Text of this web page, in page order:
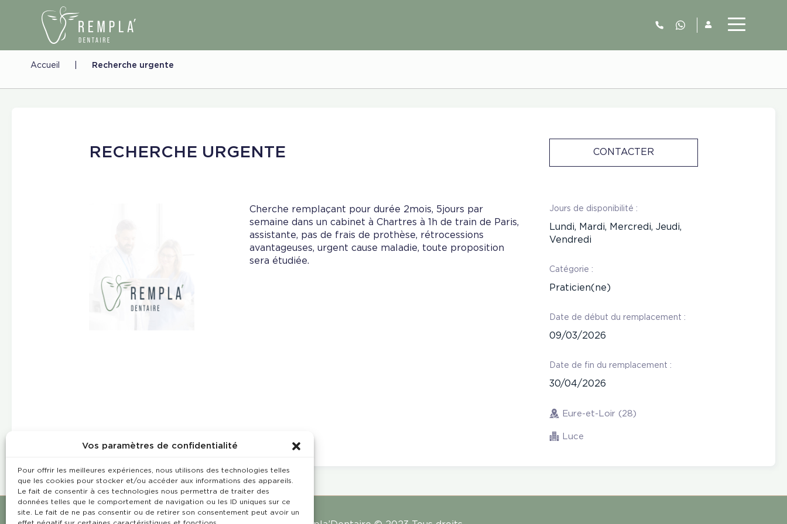
Vos paramètres de confidentialité
Pour offrir les meilleures expériences, nous utilisons des technologies telles
que les cookies pour stocker et/ou accéder aux informations des appareils.
Le fait de consentir à ces technologies nous permettra de traiter des
données telles que le comportement de navigation ou les ID uniques sur ce
site. Le fait de ne pas consentir ou de retirer son consentement peut avoir un
06.52.63.77.73
Accueil Recherche urgente
RECHERCHE URGENTE CONTACTER
Cherche remplaçant pour durée 2mois, 5jours par
semaine dans un cabinet à Chartres à 1h de train de Paris,
assistante, pas de frais de prothèse, rétrocessions
avantageuses, urgent cause maladie, toute proposition
sera étudiée.
Jours de disponibilité :
Lundi, Mardi, Mercredi, Jeudi,
Vendredi
Catégorie :
Praticien(ne)
Date de début du remplacement :
09/03/2026
Date de fin du remplacement :
30/04/2026
Eure-et-Loir (28)
Luce